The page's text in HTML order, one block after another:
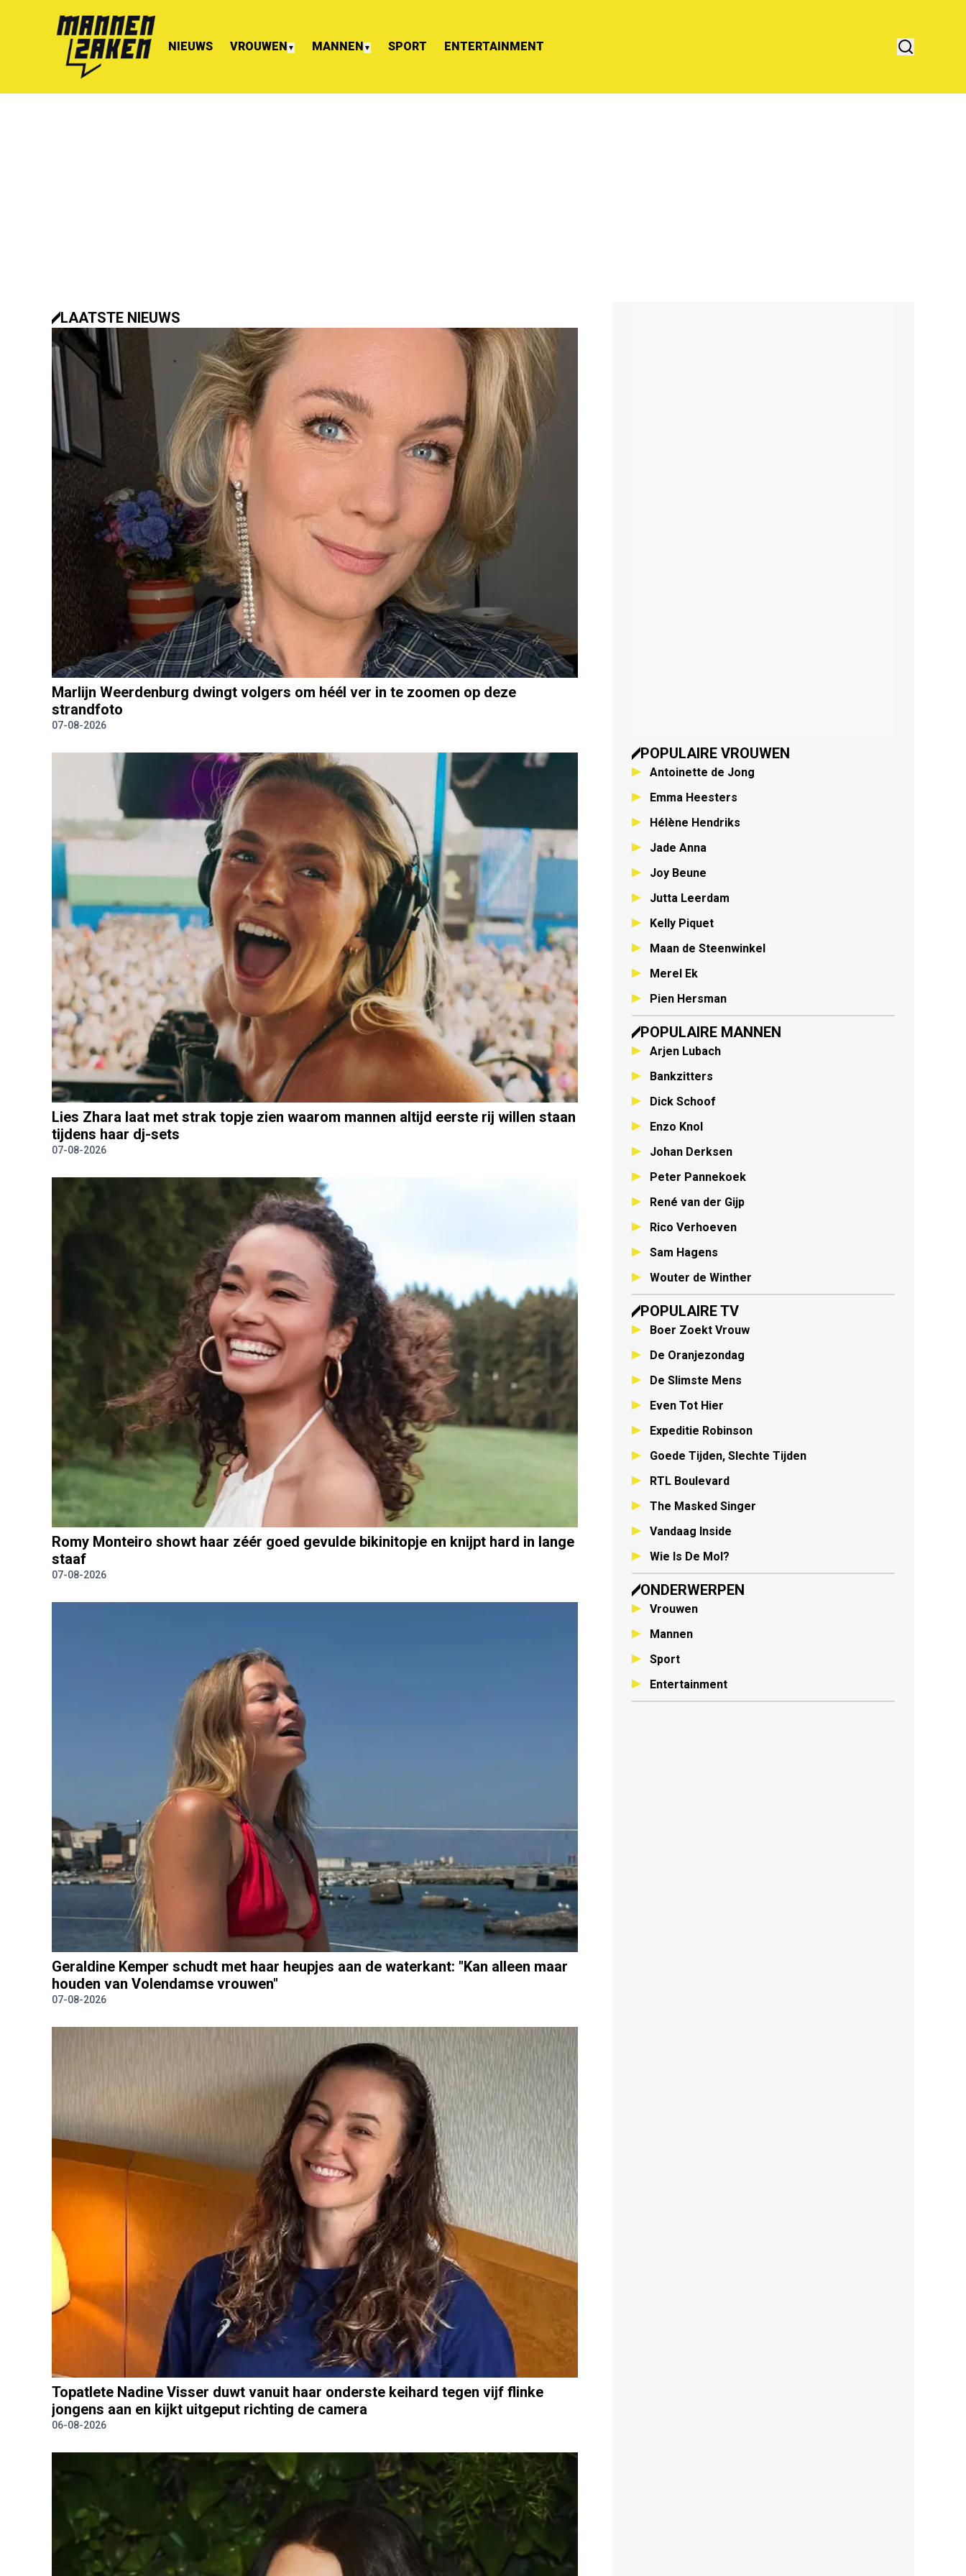
NIEUWS VROUWEN ▼ MANNEN ▼ SPORT ENTERTAINMENT
LAATSTE NIEUWS
Marlijn Weerdenburg dwingt volgers om héél ver in te zoomen op deze
strandfoto
07-08-2026
Lies Zhara laat met strak topje zien waarom mannen altijd eerste rij willen staan
tijdens haar dj-sets
07-08-2026
Romy Monteiro showt haar zéér goed gevulde bikinitopje en knijpt hard in lange
staaf
07-08-2026
Geraldine Kemper schudt met haar heupjes aan de waterkant: "Kan alleen maar
houden van Volendamse vrouwen"
07-08-2026
Topatlete Nadine Visser duwt vanuit haar onderste keihard tegen vijf flinke
jongens aan en kijkt uitgeput richting de camera
06-08-2026
POPULAIRE VROUWEN
Antoinette de Jong
Emma Heesters
Hélène Hendriks
Jade Anna
Joy Beune
Jutta Leerdam
Kelly Piquet
Maan de Steenwinkel
Merel Ek
Pien Hersman
POPULAIRE MANNEN
Arjen Lubach
Bankzitters
Dick Schoof
Enzo Knol
Johan Derksen
Peter Pannekoek
René van der Gijp
Rico Verhoeven
Sam Hagens
Wouter de Winther
POPULAIRE TV
Boer Zoekt Vrouw
De Oranjezondag
De Slimste Mens
Even Tot Hier
Expeditie Robinson
Goede Tijden, Slechte Tijden
RTL Boulevard
The Masked Singer
Vandaag Inside
Wie Is De Mol?
ONDERWERPEN
Vrouwen
Mannen
Sport
Entertainment